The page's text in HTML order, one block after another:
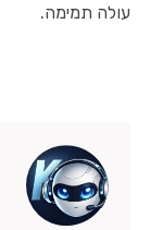
עולה תמימה.